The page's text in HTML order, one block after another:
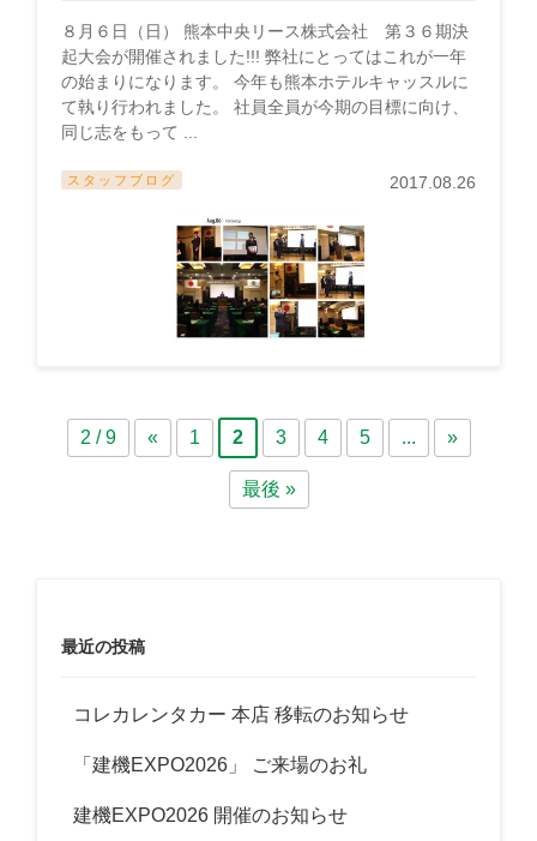
８月６日（日） 熊本中央リース株式会社 第３６期決
起大会が開催されました!!! 弊社にとってはこれが一年
の始まりになります。 今年も熊本ホテルキャッスルに
て執り行われました。 社員全員が今期の目標に向け、
同じ志をもって ...
スタッフブログ 2017.08.26
2 / 9 « 1 2 3 4 5 ... »
最後 »
最近の投稿
コレカレンタカー 本店 移転のお知らせ
「建機EXPO2026」 ご来場のお礼
建機EXPO2026 開催のお知らせ